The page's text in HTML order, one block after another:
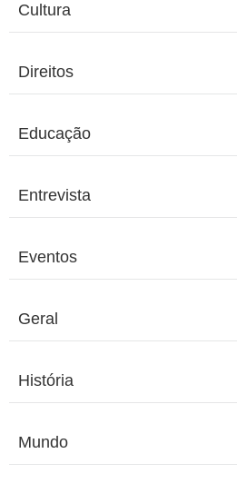
Cultura
Direitos
Educação
Entrevista
Eventos
Geral
História
Mundo